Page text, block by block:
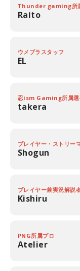
Thunder gaming所
Raito
ウメブラスタッフ
EL
忍ism Gaming所属選
takera
プレイヤー・ストリー
Shogun
プレイヤー兼実況解説
Kishiru
PNG所属プロ
Atelier